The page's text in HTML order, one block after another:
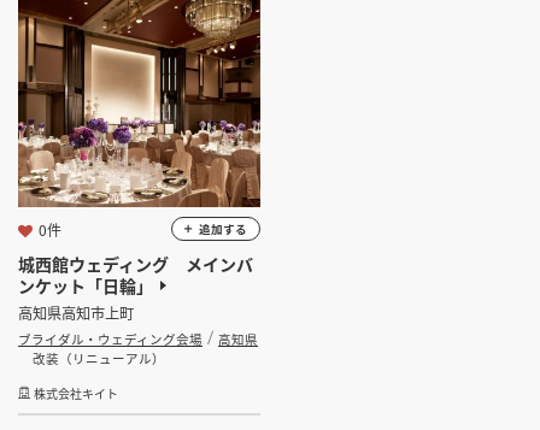
掲載希望のデザイン設計・施工会社様へ
店舗開業・改装をご検討中の方へ
業種
ホテル 旅館
ブライダル・ウェディング会場
その他宿泊施設
設計・施工範囲
設計施工会社
金額
会員ログインすると検索できます。
城西館ウェディング メインバ
ンケット「日輪」
高知県高知市上町
ブライダル・ウェディング会場
高知県
改装（リニューアル）
株式会社キイト
0件 追加する